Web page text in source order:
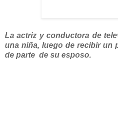
La actriz y conductora de
una niña, luego de recibir un
de parte de su esposo.